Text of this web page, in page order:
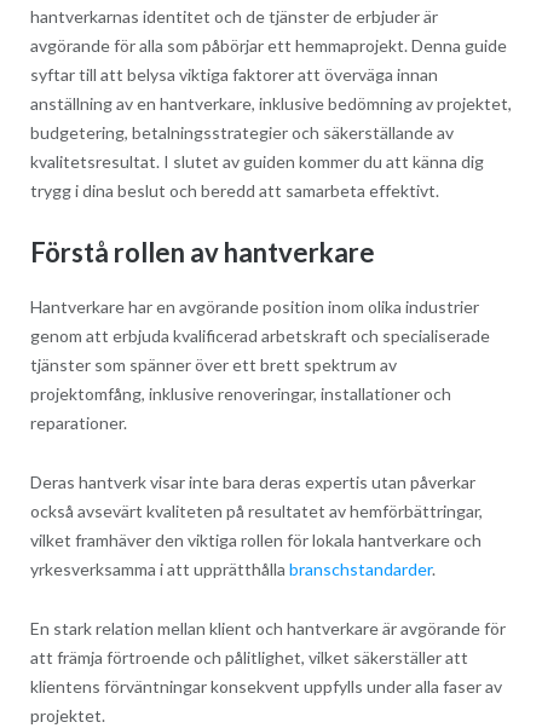
hantverkarnas identitet och de tjänster de erbjuder är
avgörande för alla som påbörjar ett hemmaprojekt. Denna guide
syftar till att belysa viktiga faktorer att överväga innan
anställning av en hantverkare, inklusive bedömning av projektet,
budgetering, betalningsstrategier och säkerställande av
kvalitetsresultat. I slutet av guiden kommer du att känna dig
trygg i dina beslut och beredd att samarbeta effektivt.
Förstå rollen av hantverkare
Hantverkare har en avgörande position inom olika industrier
genom att erbjuda kvalificerad arbetskraft och specialiserade
tjänster som spänner över ett brett spektrum av
projektomfång, inklusive renoveringar, installationer och
reparationer.
Deras hantverk visar inte bara deras expertis utan påverkar
också avsevärt kvaliteten på resultatet av hemförbättringar,
vilket framhäver den viktiga rollen för lokala hantverkare och
yrkesverksamma i att upprätthålla branschstandarder.
En stark relation mellan klient och hantverkare är avgörande för
att främja förtroende och pålitlighet, vilket säkerställer att
klientens förväntningar konsekvent uppfylls under alla faser av
projektet.